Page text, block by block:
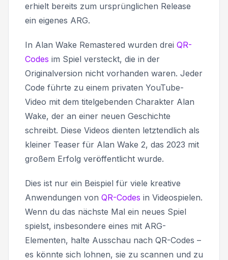
erhielt bereits zum ursprünglichen Release
ein eigenes ARG.
In Alan Wake Remastered wurden drei QR-
Codes im Spiel versteckt, die in der
Originalversion nicht vorhanden waren. Jeder
Code führte zu einem privaten YouTube-
Video mit dem titelgebenden Charakter Alan
Wake, der an einer neuen Geschichte
schreibt. Diese Videos dienten letztendlich als
kleiner Teaser für Alan Wake 2, das 2023 mit
großem Erfolg veröffentlicht wurde.
Dies ist nur ein Beispiel für viele kreative
Anwendungen von QR-Codes in Videospielen.
Wenn du das nächste Mal ein neues Spiel
spielst, insbesondere eines mit ARG-
Elementen, halte Ausschau nach QR-Codes –
es könnte sich lohnen, sie zu scannen und zu